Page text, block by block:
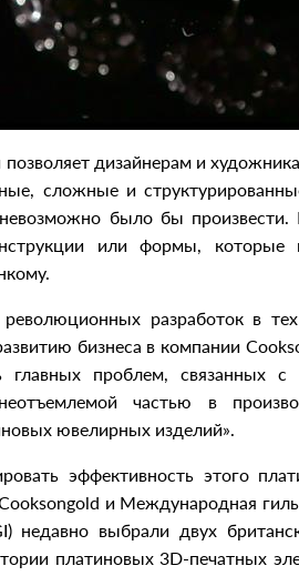
позволяет дизайнерам и
сложные и
было бы
или формы, которые
разработок в
бизнеса в компании
главных проблем, связанных с
частью в
ювелирных изделий».
эффективность этого
и Международная
недавно выбрали двух
платиновых 3D-печатных